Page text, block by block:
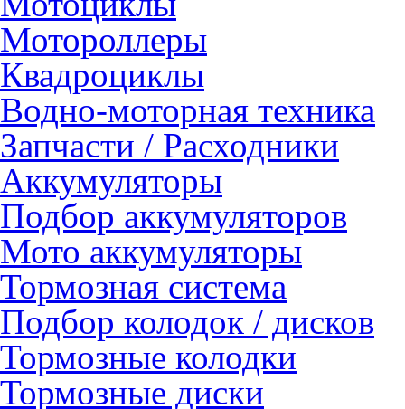
Мотороллеры
Квадроциклы
Водно-моторная техника
Запчасти / Расходники
Аккумуляторы
Подбор аккумуляторов
Мото аккумуляторы
Тормозная система
Подбор колодок / дисков
Тормозные колодки
Тормозные диски